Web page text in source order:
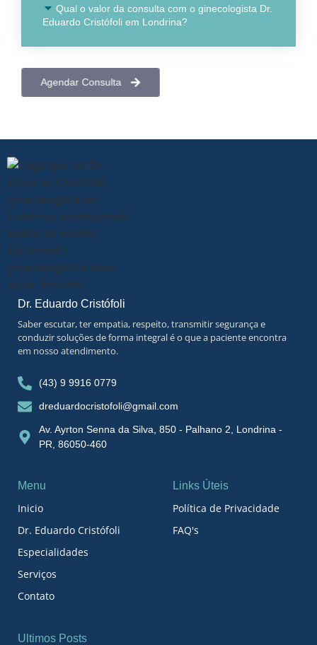
Qual o valor da consulta com o ginecologista Dr.
Eduardo Cristófoli em Londrina?
Agendar Consulta
Dr. Eduardo Cristófoli
Saber escutar, ter empatia, respeito, transmitir segurança e
conduzir soluções de forma integral é o que a paciente encontra
em nosso atendimento.
(43) 9 9916 0779
dreduardocristofoli@gmail.com
Av. Ayrton Senna da Silva, 850 - Palhano 2, Londrina -
PR, 86050-460
Menu
Inicio
Dr. Eduardo Cristófoli
Especialidades
Serviços
Contato
Links Úteis
Política de Privacidade
FAQ's
Ultimos Posts